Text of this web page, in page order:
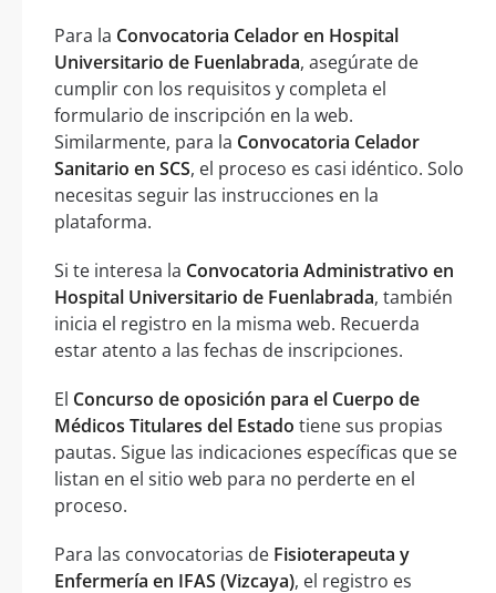
Para la Convocatoria Celador en Hospital
Universitario de Fuenlabrada, asegúrate de
cumplir con los requisitos y completa el
formulario de inscripción en la web.
Similarmente, para la Convocatoria Celador
Sanitario en SCS, el proceso es casi idéntico. Solo
necesitas seguir las instrucciones en la
plataforma.
Si te interesa la Convocatoria Administrativo en
Hospital Universitario de Fuenlabrada, también
inicia el registro en la misma web. Recuerda
estar atento a las fechas de inscripciones.
El Concurso de oposición para el Cuerpo de
Médicos Titulares del Estado tiene sus propias
pautas. Sigue las indicaciones específicas que se
listan en el sitio web para no perderte en el
proceso.
Para las convocatorias de Fisioterapeuta y
Enfermería en IFAS (Vizcaya), el registro es